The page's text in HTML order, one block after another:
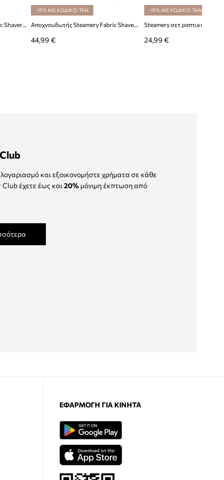
Steamery αποχνουδωτής Fabric Shaver Pilo 1
-15% ΜΕ ΚΩΔΙΚΟ: TAN
Αποχνουδωτής Steamery Fabric Shaver Pilo 1
44,99 €
-15% ΜΕ ΚΩΔΙΚΟ: TAN
Steamery σετ ραπτικής
24,99 €
και εξοικονομήστε χρήματα σε κάθε
έχετε έως και 20%μόνιμη έκπτωση από
ΕΦΑΡΜΟΓΉ ΓΙΑ ΚΙΝΗΤΆ